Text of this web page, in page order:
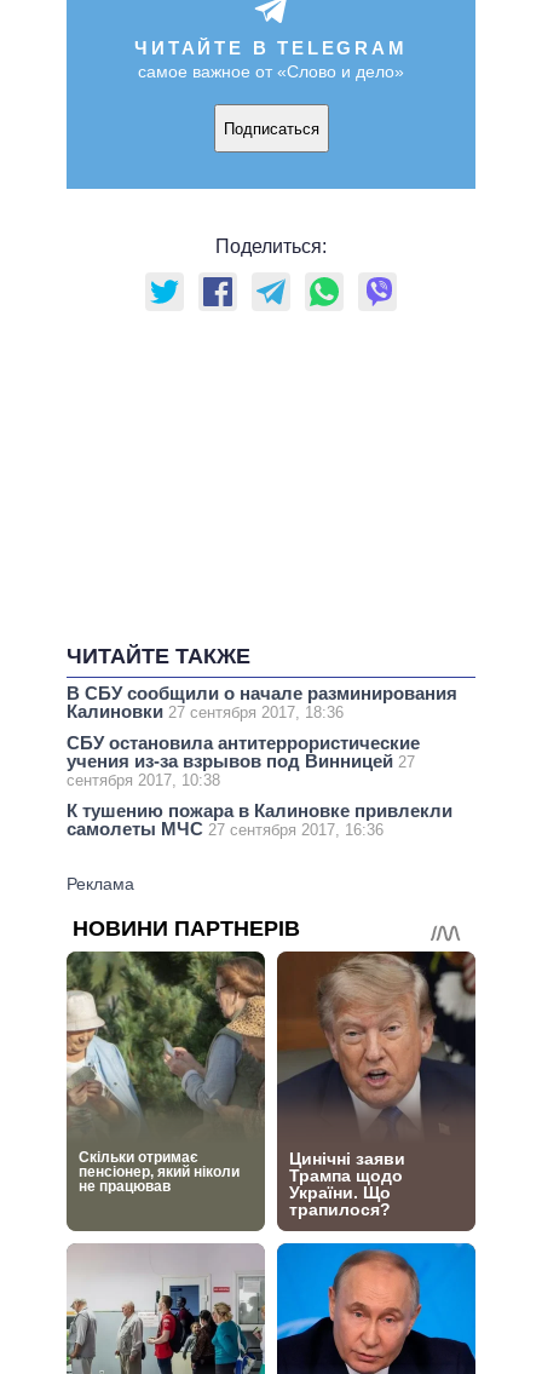
ЧИТАЙТЕ В TELEGRAM
самое важное от «Слово и дело»
Подписаться
Поделиться:
ЧИТАЙТЕ ТАКЖЕ
В СБУ сообщили о начале разминирования
Калиновки 27 сентября 2017, 18:36
СБУ остановила антитеррористические
учения из-за взрывов под Винницей 27
сентября 2017, 10:38
К тушению пожара в Калиновке привлекли
самолеты МЧС 27 сентября 2017, 16:36